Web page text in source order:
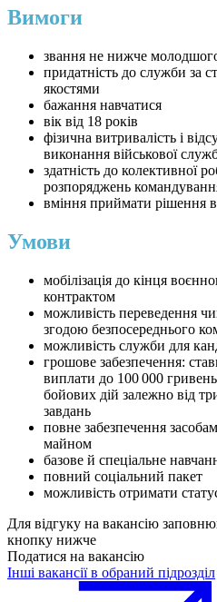
Вимоги
звання не нижче
придатність до служби за
якостями
бажання навчатися
вік від 18 років
фізична витривалість і
виконання військової
здатність до колективної
розпоряджень
вміння приймати рішення в
Умови
мобілізація до кінця
контрактом
можливість переведення
згодою безпосереднього
можливість служби для
грошове забезпечення:
виплати до 100 000
бойових дій залежно від
завдань
повне забезпечення
майном
базове й спеціальне
повний соціальний пакет
можливість отримати
Для відгуку на вакансію
кнопку нижче
Податися на вакансію
Інші вакансії в обраний підрозділ